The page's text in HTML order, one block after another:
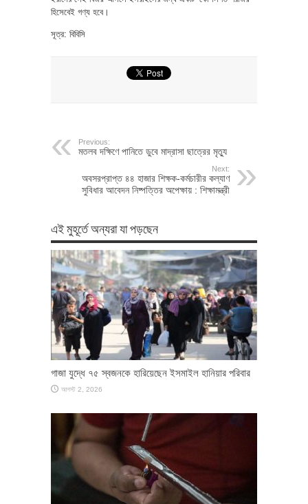
হিসেবেই গণ্য হবে।
সূত্র: বিবিসি
Previous:
মতলব দক্ষিণে পানিতে ডুবে মাদ্রাসা ছাত্রের মৃত্যু
Next:
অবসরপ্রাপ্ত ৪৪ হাজার শিক্ষক-কর্মচারীর কল্যাণ
সুবিধার আবেদন নিষ্পত্তির অপেক্ষায় : শিক্ষামন্ত্রী
এই মুহূর্তে অন্যরা যা পড়ছেন
গাজা যুদ্ধে ৭৫ স্বজনকে হারিয়েছেন ইসমাইল হানিয়ার পরিবার
আগস্ট 2, 2026